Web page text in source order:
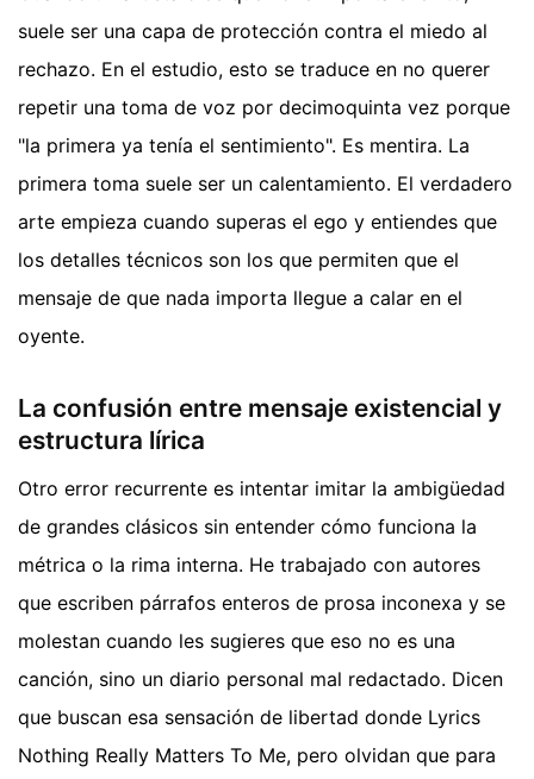
suele ser una capa de protección contra el miedo al
rechazo. En el estudio, esto se traduce en no querer
repetir una toma de voz por decimoquinta vez porque
"la primera ya tenía el sentimiento". Es mentira. La
primera toma suele ser un calentamiento. El verdadero
arte empieza cuando superas el ego y entiendes que
los detalles técnicos son los que permiten que el
mensaje de que nada importa llegue a calar en el
oyente.
La confusión entre mensaje existencial y
estructura lírica
Otro error recurrente es intentar imitar la ambigüedad
de grandes clásicos sin entender cómo funciona la
métrica o la rima interna. He trabajado con autores
que escriben párrafos enteros de prosa inconexa y se
molestan cuando les sugieres que eso no es una
canción, sino un diario personal mal redactado. Dicen
que buscan esa sensación de libertad donde Lyrics
Nothing Really Matters To Me, pero olvidan que para